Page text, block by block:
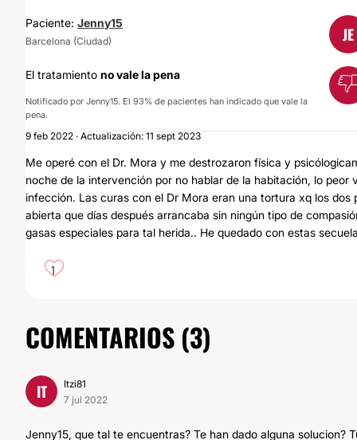
Paciente: Jenny15
Barcelona (Ciudad) JE
El tratamiento no vale la pena
Notificado por Jenny15. El 93% de pacientes han indicado que vale la
pena.
9 feb 2022 · Actualización: 11 sept 2023
Me operé con el Dr. Mora y me destrozaron física y
noche de la intervención por no hablar de la habitación, lo
infección. Las curas con el Dr Mora eran una tortura xq los
abierta que días después arrancaba sin ningún tipo de
gasas especiales para tal herida.. He quedado con estas
1
COMENTARIOS (3)
IT
Itzi81
7 jul 2022
Jenny15, que tal te encuentras? Te han dado alguna